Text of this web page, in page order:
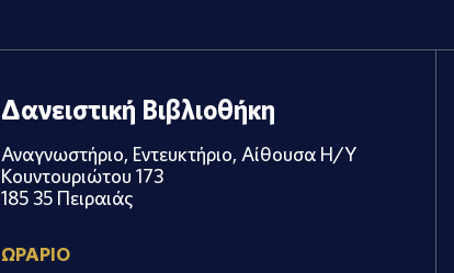
Δανειστική Βιβλιοθήκη
Αναγνωστήριο, Εντευκτήριο, Αίθουσα Η/Υ
Κουντουριώτου 173
185 35 Πειραιάς
ΩΡΑΡΙΟ